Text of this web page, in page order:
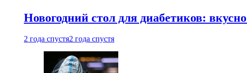
Новогодний стол для диабетиков:
2 года спустя2 года спустя